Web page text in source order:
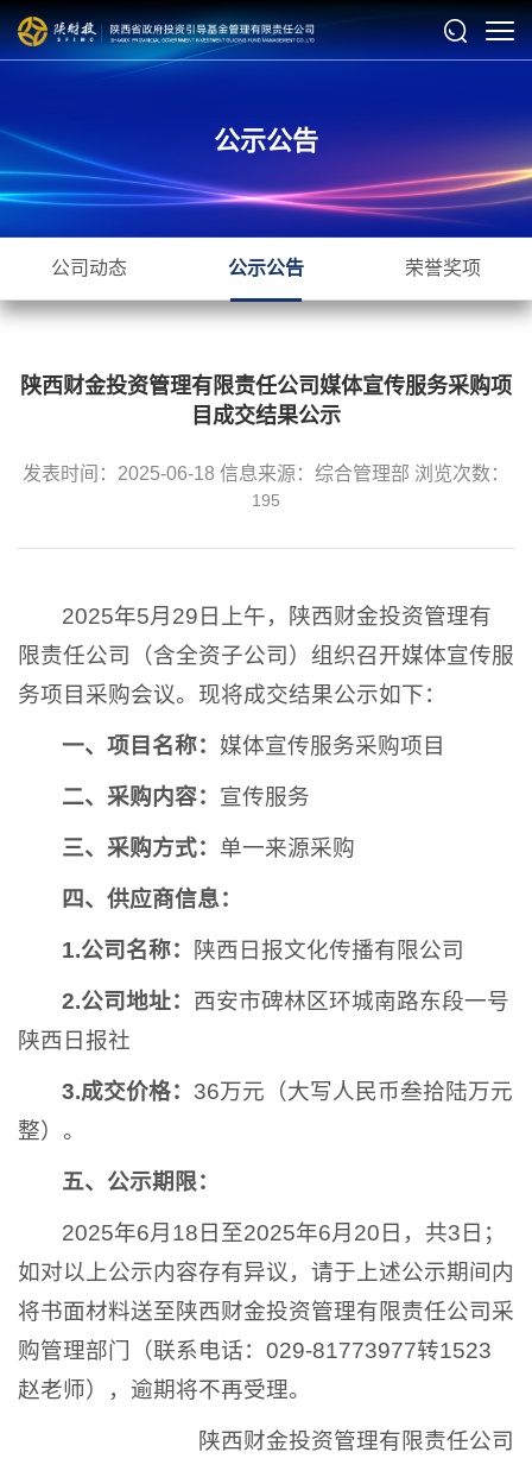
公示公告
公司动态 公示公告 荣誉奖项
陕西财金投资管理有限责任公司媒体宣传服务采购项
目成交结果公示
发表时间：2025-06-18 信息来源：综合管理部 浏览次数：
195
2025年5月29日上午，陕西财金投资管理有
限责任公司（含全资子公司）组织召开媒体宣传服
务项目采购会议。现将成交结果公示如下：
一、项目名称： 媒体宣传服务采购项目
二、采购内容： 宣传服务
三、采购方式： 单一来源采购
四、供应商信息：
1.公司名称： 陕西日报文化传播有限公司
2.公司地址： 西安市碑林区环城南路东段一号
陕西日报社
3.成交价格： 36万元（大写人民币叁拾陆万元
整）。
五、 公示期限：
2025年6月18日至2025年6月20日，共3日；
如对以上公示内容存有异议，请于上述公示期间内
将书面材料送至陕西财金投资管理有限责任公司采
购管理部门（联系电话：029-81773977转1523
赵老师），逾期将不再受理。
陕西财金投资管理有限责任公司